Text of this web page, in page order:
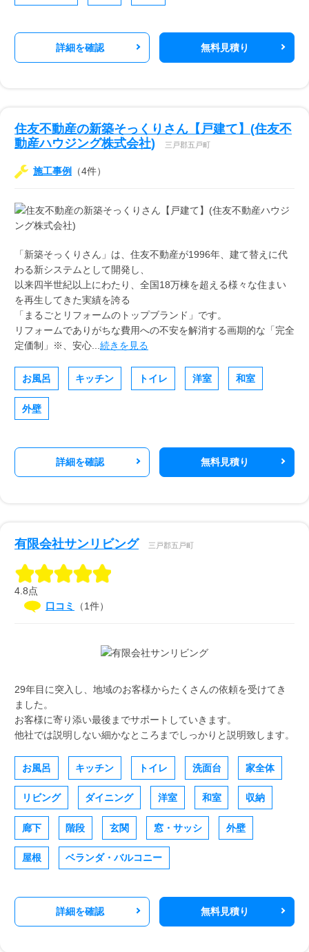
詳細を確認 無料見積り
住友不動産の新築そっくりさん【戸建て】(住友不
動産ハウジング株式会社)
三戸郡五戸町
施工事例 （4件）
「新築そっくりさん」は、住友不動産が1996年、建て替えに代
わる新システムとして開発し、
以来四半世紀以上にわたり、全国18万棟を超える様々な住まい
を再生してきた実績を誇る
「まるごとリフォームのトップブランド」です。
リフォームでありがちな費用への不安を解消する画期的な「完全
定価制」※、安心...続きを見る
お風呂 キッチン トイレ 洋室 和室
外壁
詳細を確認 無料見積り
有限会社サンリビング 三戸郡五戸町
4.8点
口コミ
（1件）
29年目に突入し、地域のお客様からたくさんの依頼を受けてき
ました。
お客様に寄り添い最後までサポートしていきます。
他社では説明しない細かなところまでしっかりと説明致します。
お風呂 キッチン トイレ 洗面台 家全体
リビング ダイニング 洋室 和室 収納
廊下 階段 玄関 窓・サッシ 外壁
屋根 ベランダ・バルコニー
詳細を確認 無料見積り